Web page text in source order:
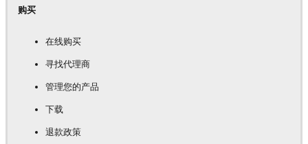
购买
在线购买
寻找代理商
管理您的产品
下载
退款政策